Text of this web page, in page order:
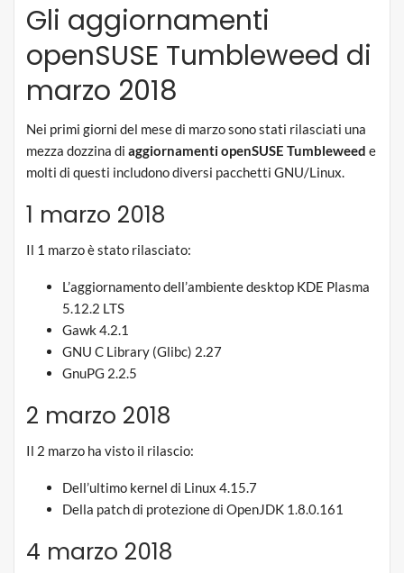
Gli aggiornamenti
openSUSE Tumbleweed di
marzo 2018
Nei primi giorni del mese di marzo sono stati rilasciati una
mezza dozzina di aggiornamenti openSUSE Tumbleweed e
molti di questi includono diversi pacchetti GNU/Linux.
1 marzo 2018
Il 1 marzo è stato rilasciato:
L’aggiornamento dell’ambiente desktop KDE Plasma
5.12.2 LTS
Gawk 4.2.1
GNU C Library (Glibc) 2.27
GnuPG 2.2.5
2 marzo 2018
Il 2 marzo ha visto il rilascio:
Dell’ultimo kernel di Linux 4.15.7
Della patch di protezione di OpenJDK 1.8.0.161
4 marzo 2018